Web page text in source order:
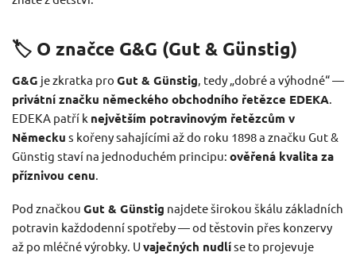
🏷️ O značce G&G (Gut & Günstig)
G&G je zkratka pro Gut & Günstig , tedy „dobré a výhodné“ —
privátní značku německého obchodního řetězce EDEKA
EDEKA patří k největším potravinovým řetězcům v
Německu s kořeny sahajícími až do roku 1898 a značku Gut &
Günstig staví na jednoduchém principu: ověřená kvalita za
příznivou cenu
Pod značkou Gut & Günstig najdete širokou škálu základních
potravin každodenní spotřeby — od těstovin přes konzervy
až po mléčné výrobky. Uvaječných nudlíse to projevuje